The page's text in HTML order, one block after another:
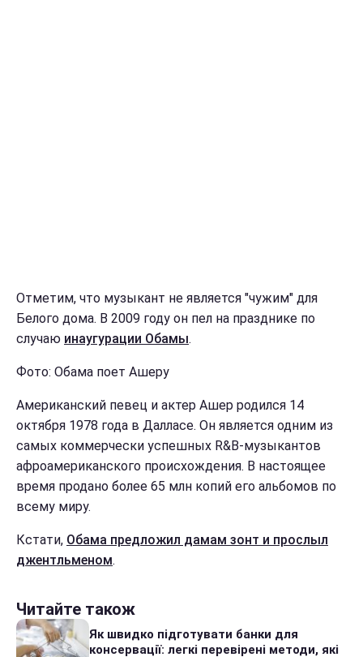
Отметим, что музыкант не является "чужим" для
Белого дома. В 2009 году он пел на празднике по
случаю инаугурации Обамы.
Фото: Обама поет Ашеру
Американский певец и актер Ашер родился 14
октября 1978 года в Далласе. Он является одним из
самых коммерчески успешных R&B-музыкантов
афроамериканского происхождения. В настоящее
время продано более 65 млн копий его альбомов по
всему миру.
Кстати, Обама предложил дамам зонт и прослыл
джентльменом.
Читайте також
Як швидко підготувати банки для
консервації: легкі перевірені методи, які